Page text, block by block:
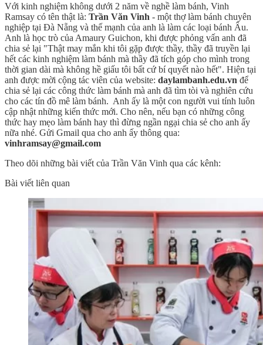
Với kinh nghiệm không dưới 2 năm về nghề làm bánh, Vinh
Ramsay có tên thật là: Trần Văn Vinh - một thợ làm bánh chuyên
nghiệp tại Đà Nẵng và thế mạnh của anh là làm các loại bánh Âu.
Anh là học trò của Amaury Guichon, khi được phỏng vấn anh đã
chia sẻ lại "Thật may mắn khi tôi gặp được thầy, thầy đã truyền lại
hết các kinh nghiệm làm bánh mà thầy đã tích góp cho mình trong
thời gian dài mà không hề giấu tôi bất cứ bí quyết nào hết". Hiện tại
anh được mời cộng tác viên của website: daylambanh.edu.vn để
chia sẻ lại các công thức làm bánh mà anh đã tìm tòi và nghiên cứu
cho các tín đồ mê làm bánh. Anh ấy là một con người vui tính luôn
cập nhật những kiến thức mới. Cho nên, nếu bạn có những công
thức hay mẹo làm bánh hay thì đừng ngần ngại chia sẻ cho anh ấy
nữa nhé. Gửi Gmail qua cho anh ấy thông qua:
vinhramsay@gmail.com
Theo dõi những bài viết của Trần Văn Vinh qua các kênh:
Bài viết liên quan